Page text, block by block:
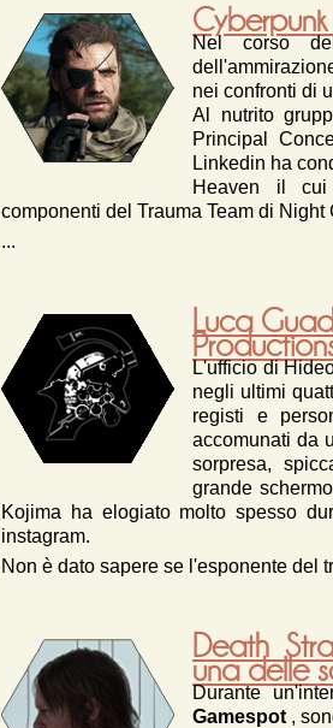
Nel corso
nei confronti di
Al nutrito
Principal
Linkedin ha
Heaven il cui
componenti del Trauma Team di
...
Luca
L'ufficio di
negli ultimi
registi e
accomunati da
sorpresa,
grande
Kojima ha elogiato molto spesso
instagram.
Non è dato sapere se l'esponente del
Death
una delle
Durante
Gamespot ,